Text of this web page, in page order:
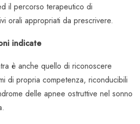
il percorso terapeutico di
orali appropriati da prescrivere.
indicate
è anche quello di riconoscere
di propria competenza, riconducibili
delle apnee ostruttive nel sonno